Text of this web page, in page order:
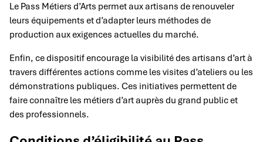
Le Pass Métiers d’Arts permet aux artisans de renouveler
leurs équipements et d’adapter leurs méthodes de
production aux exigences actuelles du marché.
Enfin, ce dispositif encourage la visibilité des artisans d’art à
travers différentes actions comme les visites d’ateliers ou les
démonstrations publiques. Ces initiatives permettent de
faire connaître les métiers d’art auprès du grand public et
des professionnels.